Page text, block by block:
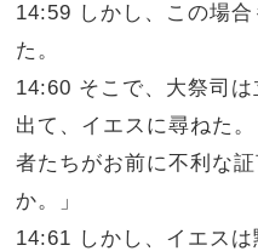
14:59 しかし、この場
た。
14:60 そこで、大祭司
出て、イエスに尋ねた
者たちがお前に不利な
か。」
14:61 しかし、イエス